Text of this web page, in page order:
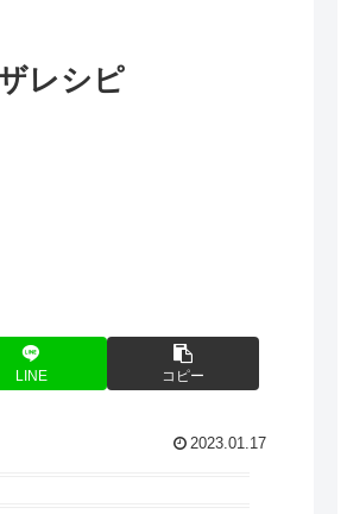
レシピ
LINE コピー
2023.01.17